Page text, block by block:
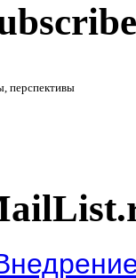
перспективы